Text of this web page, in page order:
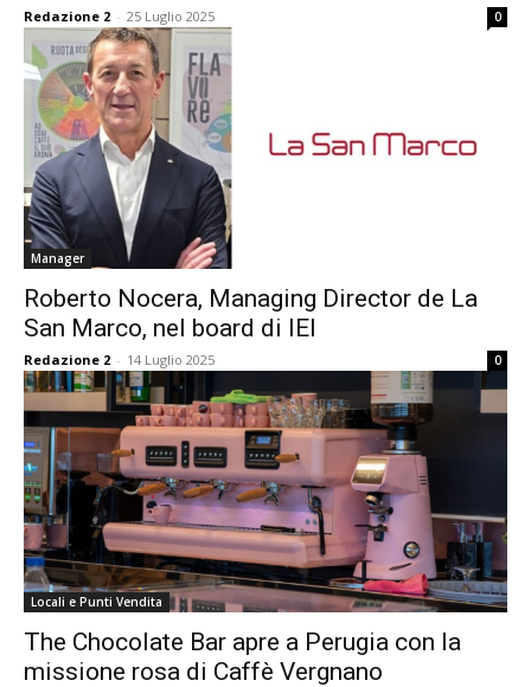
Redazione 2 - 25 Luglio 2025 0
Manager
Roberto Nocera, Managing Director de La
San Marco, nel board di IEI
Redazione 2 - 14 Luglio 2025 0
Locali e Punti Vendita
The Chocolate Bar apre a Perugia con la
missione rosa di Caffè Vergnano